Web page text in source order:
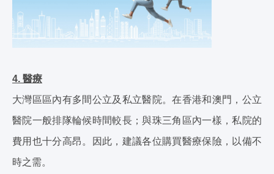
4. 醫療
大灣區區內有多間公立及私立醫院。在香港和澳門，公立
醫院一般排隊輪候時間較長；與珠三角區內一樣，私院的
費用也十分高昂。因此，建議各位購買醫療保險，以備不
時之需。